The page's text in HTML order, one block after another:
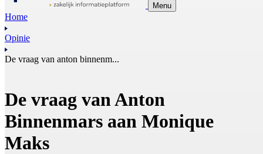
Menu
Home
Opinie
De vraag van anton binnenm...
De vraag van Anton
Binnenmars aan Monique
Maks